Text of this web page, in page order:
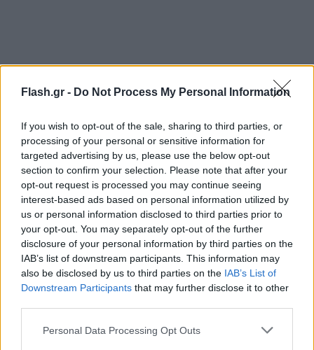
Flash.gr - Do Not Process My Personal Information
If you wish to opt-out of the sale, sharing to third parties, or
processing of your personal or sensitive information for
targeted advertising by us, please use the below opt-out
section to confirm your selection. Please note that after your
opt-out request is processed you may continue seeing
interest-based ads based on personal information utilized by
us or personal information disclosed to third parties prior to
your opt-out. You may separately opt-out of the further
disclosure of your personal information by third parties on the
IAB’s list of downstream participants. This information may
also be disclosed by us to third parties on the IAB’s List of
Downstream Participants that may further disclose it to other
Please note that this website/app uses one or more Google
Personal Data Processing Opt Outs
Ο δημοσιογράφος είπε: «Μας λένε από την Ελλάδα
από τον καταυλισμό του Λαυρίου, δόθηκε εντολή
προς τις τρομοκρατικές οργανώσεις σχετικά με τις
εκλογές της Τουρκίας».
Και ο Σοϊλού συνέχισε: «Ναι δόθηκε εντολή από το
Λαύριο. Σε ό,τι λέμε αυτό υποστηρίζουμε. Ναι, η
εντολή δόθηκε για τη νύχτα των εκλογών έτσι ώστε
να υπάρχει αναστάτωση. Όμως εκείνο το βράδυ
δόθηκε τέτοιο μήνυμα από αυτούς που πήγαν στις